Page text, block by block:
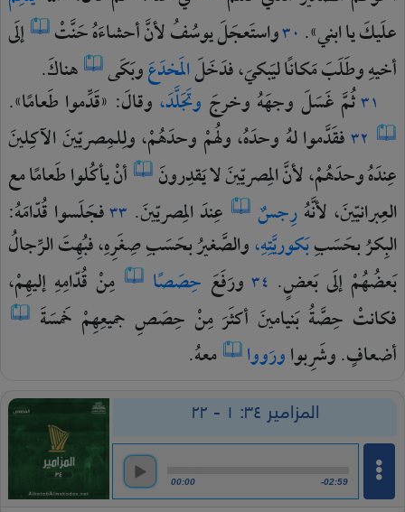
علَيكَياابني». ٣٠واستَعجَلَيوسُفُلأنَّأحشاءَهُحَنَّتْ
إلَى
أخيهِوطَلَبَمَكانًاليَبكيَ،فدَخَلَالمَخدَعَوبَكَى هناكَ.
٣١ثُمَّغَسَلَوجهَهُوخرجَ وتَجَلَّدَ،وقالَ: «قَدِّمواطَعامًا».
٣٢فقَدَّموالهُوحدَهُ،ولهُمْوحدَهُمْ،ولِلمِصريّينَالآكِلينَ
عِندَهُوحدَهُمْ،لأنَّالمِصريّينَلايَقدِرونَ أنْيأكُلواطَعامًامع
العِبرانيّينَ،لأنَّهُرِجسٌ عِندَالمِصريّينَ. ٣٣فجَلَسواقُدّامَهُ:
البِكرُبحَسَبِبَكوريَّتِهِ،والصَّغيرُبحَسَبِصِغَرِهِ،فبُهِتَالرِّجالُ
بَعضُهُمْ إلَىبَعضٍ. ٣٤ ورَفَعَ حِصَصًا مِنْ قُدّامِهِ إليهِمْ،
فكانتْ حِصَّةُبَنيامينَ أكثَرَمِنْ حِصَصِ جميعِهِمْ خَمسَةَ
أضعافٍ.وشَرِبواورَووا معهُ.
المزامير ٣٤: ١ - ٢٢
00:00 -02:59